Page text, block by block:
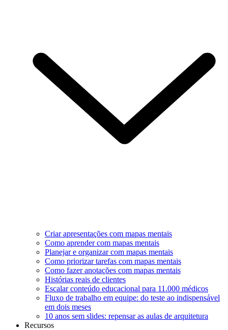
Criar apresentações com mapas mentais
Como aprender com mapas mentais
Planejar e organizar com mapas mentais
Como priorizar tarefas com mapas mentais
Como fazer anotações com mapas mentais
Histórias reais de clientes
Escalar conteúdo educacional para 11.000 médicos
Fluxo de trabalho em equipe: do teste ao indispensável
em dois meses
10 anos sem slides: repensar as aulas de arquitetura
Recursos